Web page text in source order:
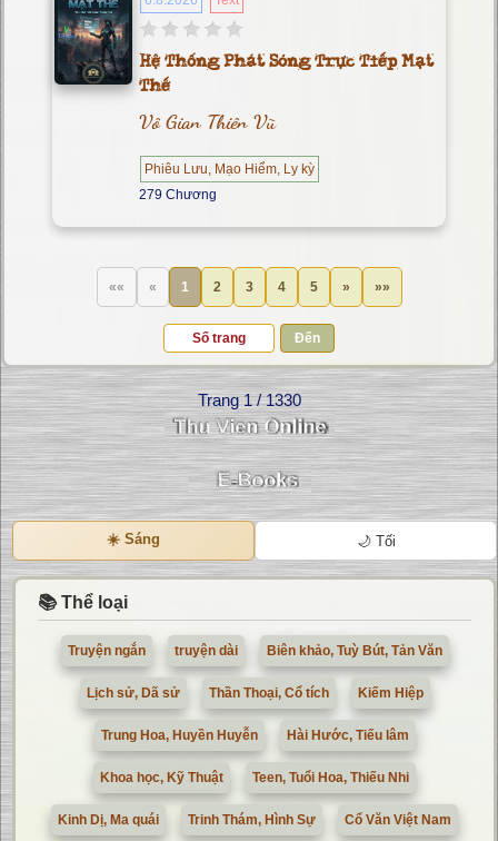
Hệ Thống Phát Sóng Trực Tiếp Mạt
Thế
Vô Gian Thiên Vũ
Phiêu Lưu, Mạo Hiểm, Ly kỳ
279 Chương
«« « 1 2 3 4 5 » »»
Đến
Trang 1 / 1330
☀️ Sáng 🌙 Tối
📚 Thể loại
Truyện ngắn truyện dài Biên khảo, Tuỳ Bút, Tản Văn
Lịch sử, Dã sử Thần Thoại, Cổ tích Kiếm Hiệp
Trung Hoa, Huyền Huyễn Hài Hước, Tiếu lâm
Khoa học, Kỹ Thuật Teen, Tuổi Hoa, Thiếu Nhi
Kinh Dị, Ma quái Trinh Thám, Hình Sự Cổ Văn Việt Nam